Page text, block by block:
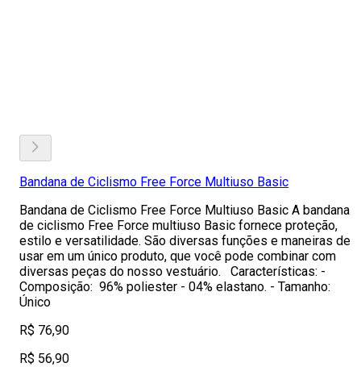
Bandana de Ciclismo Free Force Multiuso Basic
Bandana de Ciclismo Free Force Multiuso Basic A bandana
de ciclismo Free Force multiuso Basic fornece proteção,
estilo e versatilidade. São diversas funções e maneiras de
usar em um único produto, que você pode combinar com
diversas peças do nosso vestuário. Características: -
Composição: 96% poliester - 04% elastano. - Tamanho:
Único
R$ 76,90
R$ 56,90